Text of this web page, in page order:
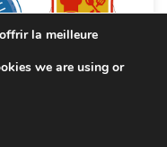
la meilleure
we are using or